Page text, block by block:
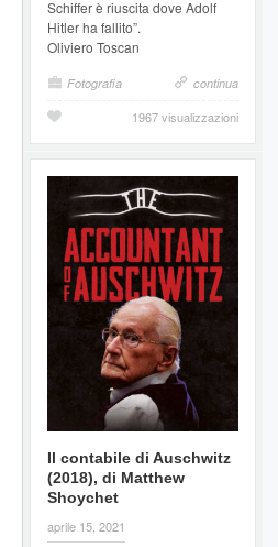
Schiffer è riuscita dove Adolf
Hitler ha fallito”.
Oliviero Toscan
Fotografia continua
1967 visualizzazioni
Il contabile di Auschwitz
(2018), di Matthew
Shoychet
aprile 15, 2021